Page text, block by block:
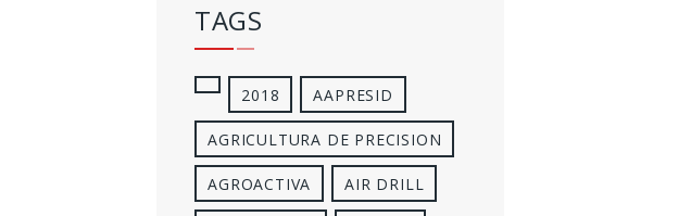
TAGS
2018 AAPRESID
AGRICULTURA DE PRECISION
AGROACTIVA AIR DRILL